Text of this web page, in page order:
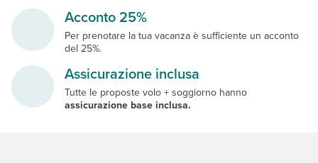
Acconto 25%
Per prenotare la tua vacanza è sufficiente un acconto
del 25%.
Assicurazione inclusa
Tutte le proposte volo + soggiorno hanno
assicurazione base inclusa.